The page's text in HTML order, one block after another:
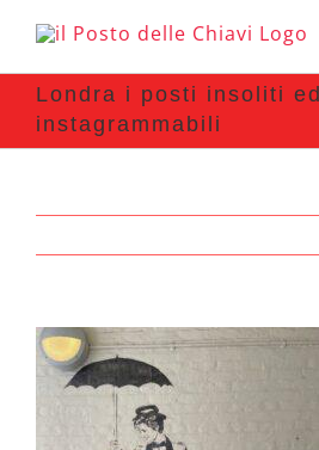
Londra i posti insoliti ed
instagrammabili